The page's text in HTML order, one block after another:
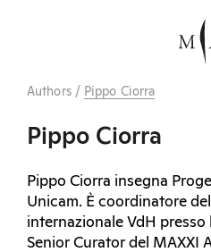
Authors/ Pippo Ciorra
Pippo Ciorra
Pippo Ciorra insegna
Unicam. È coordinatore
internazionale VdH presso
Senior Curator del MAXXI